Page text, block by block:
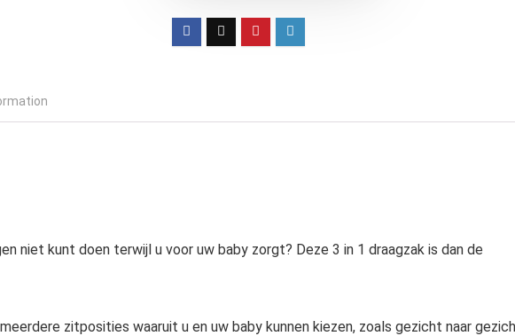
niet kunt doen terwijl u voor uw baby zorgt? Deze 3 in 1 draagzak is dan de
zitposities waaruit u en uw baby kunnen kiezen, zoals gezicht naar